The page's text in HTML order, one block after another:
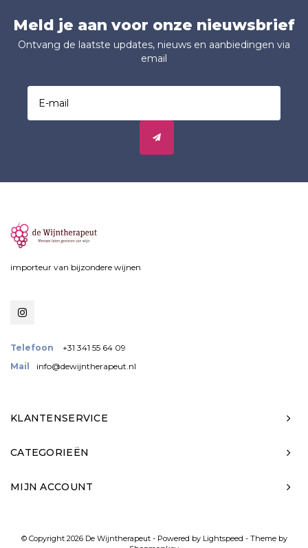
Meld je aan voor onze nieuwsbrief
Ontvang de laatste updates, nieuws en aanbiedingen via
email
importeur van bijzondere wijnen
Telefoon
+31 341 55 64 09
Mail
info@dewijntherapeut.nl
KLANTENSERVICE
CATEGORIEËN
MIJN ACCOUNT
© Copyright 2026 De Wijntherapeut - Powered by Lightspeed - Theme by